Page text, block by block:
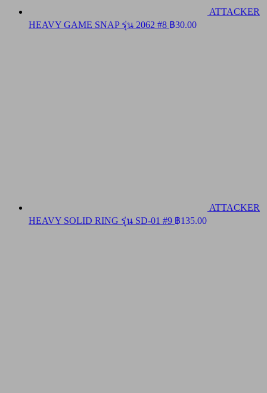
ATTACKER
HEAVY GAME SNAP รุ่น 2062 #8 ฿30.00
ATTACKER
HEAVY SOLID RING รุ่น SD-01 #9 ฿135.00